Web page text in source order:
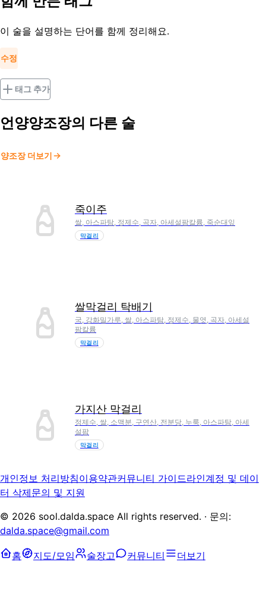
이 술을 설명하는 단어를 함께 정리해요.
수정
태그 추가
언양양조장의 다른 술
양조장 더보기
죽이주
쌀, 아스파탐, 정제수, 곡자, 아세설팜칼륨, 죽순대잎
막걸리
쌀막걸리 탁배기
국, 강화밀가루, 쌀, 아스파탐, 정제수, 물엿, 곡자, 아세설
팜칼륨
막걸리
가지산 막걸리
정제수, 쌀, 소맥분, 구연산, 전분당, 누룩, 아스파탐, 아세
설팜
막걸리
개인정보 처리방침이용약관커뮤니티 가이드라인계정 및 데이
터 삭제문의 및 지원
© 2026 sool.dalda.space All rights reserved. · 문의:
dalda.space@gmail.com
홈 지도/모임 술장고 커뮤니티 더보기